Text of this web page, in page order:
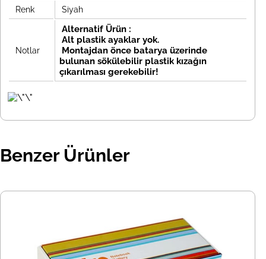
Renk Siyah
Notlar
Alternatif Ürün :
Alt plastik ayaklar yok.
Montajdan önce batarya üzerinde
bulunan sökülebilir plastik kızağın
çıkarılması gerekebilir!
Benzer Ürünler